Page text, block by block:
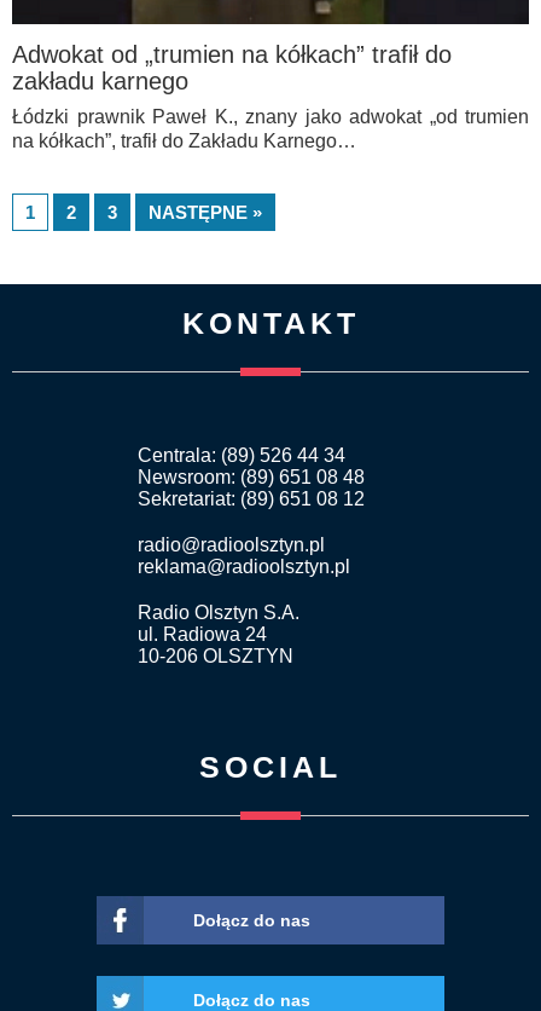
Adwokat od „trumien na kółkach” trafił do
zakładu karnego
Łódzki prawnik Paweł K., znany jako adwokat „od trumien
na kółkach”, trafił do Zakładu Karnego…
1 2 3 NASTĘPNE »
KONTAKT
Centrala: (89) 526 44 34
Newsroom: (89) 651 08 48
Sekretariat: (89) 651 08 12
radio@radioolsztyn.pl
reklama@radioolsztyn.pl
Radio Olsztyn S.A.
ul. Radiowa 24
10-206 OLSZTYN
SOCIAL
Dołącz do nas
Dołącz do nas